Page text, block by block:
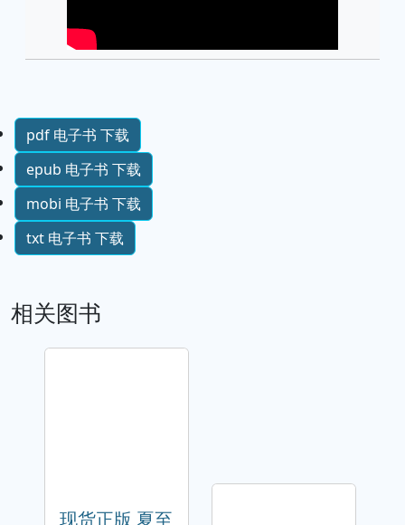
pdf 电子书 下载
epub 电子书 下载
mobi 电子书 下载
txt 电子书 下载
相关图书
现货正版 夏至